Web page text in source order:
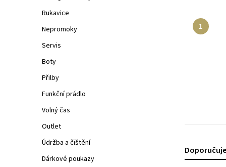
n
n
í
p
a
n
e
l
Rukavice
Nepromoky
Servis
Boty
Přilby
Funkční prádlo
Volný čas
Outlet
Údržba a čištění
Dárkové poukazy
Ř